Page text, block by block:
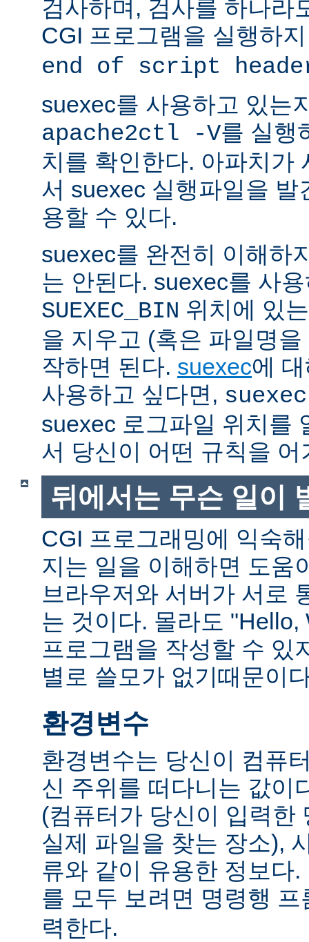
검사하며, 검사를 하나라
CGI 프로그램을 실행하
end of script
suexec를 사용하고 있는
apache2ctl -V를 실행
치를 확인한다. 아파치가
서 suexec 실행파일을 발
용할 수 있다.
suexec를 완전히 이해하
는 안된다. suexec를 사
SUEXEC_BIN 위치에 있
을 지우고 (혹은 파일명
작하면 된다. suexec에
사용하고 싶다면,
suexec 로그파일 위치를
서 당신이 어떤 규칙을
뒤에서는 무슨 일이
CGI 프로그래밍에 익숙
지는 일을 이해하면 도움
브라우저와 서버가 서로
는 것이다. 몰라도
프로그램을 작성할 수 있
별로 쓸모가 없기때문이
환경변수
환경변수는 당신이 컴퓨
신 주위를 떠다니는 값이
(컴퓨터가 당신이 입력한
실제 파일을 찾는 장소),
류와 같이 유용한 정보다
를 모두 보려면 명령행
력한다.